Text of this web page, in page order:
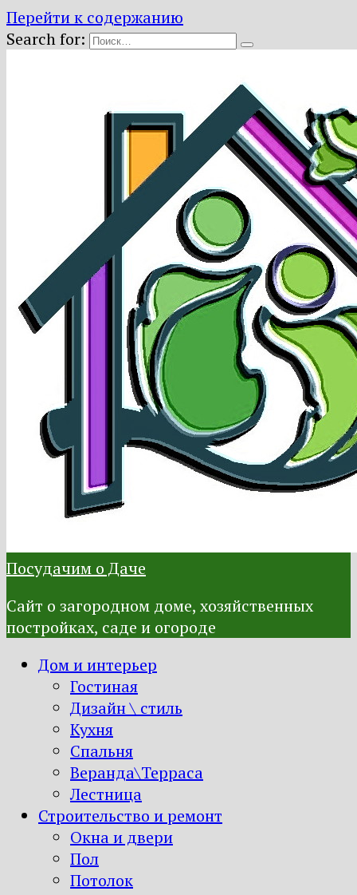
Перейти к содержанию
Search for:
Посудачим о Даче
Сайт о загородном доме, хозяйственных
постройках, саде и огороде
Дом и интерьер
Гостиная
Дизайн \ стиль
Кухня
Спальня
Веранда\Терраса
Лестница
Строительство и ремонт
Окна и двери
Пол
Потолок